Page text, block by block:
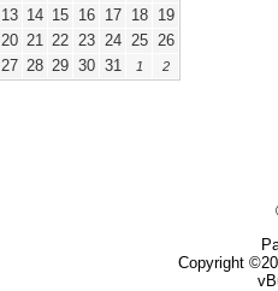
13 14 15 16 17 18 19
20 21 22 23 24 25 26
27 28 29 30 31 1 2
Copyright